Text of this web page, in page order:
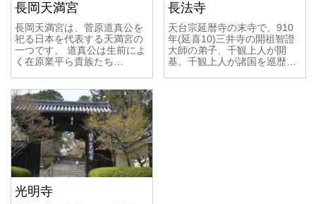
長岡天満宮
長岡天満宮は、菅原道真公を
祀る日本を代表する天満宮の
一つです。 道真公は生前によ
く在原業平ら貴族たち…
長法寺
天台宗延暦寺の末寺で、910
年(延喜10)三井寺の開祖智證
大師の弟子、千観上人が開
基。千観上人が諸国を巡歴…
光明寺